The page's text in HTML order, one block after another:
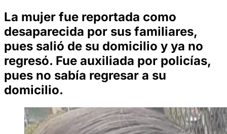
La mujer fue reportada como
desaparecida por sus familiares,
pues salió de su domicilio y ya no
regresó. Fue auxiliada por policías,
pues no sabía regresar a su
domicilio.